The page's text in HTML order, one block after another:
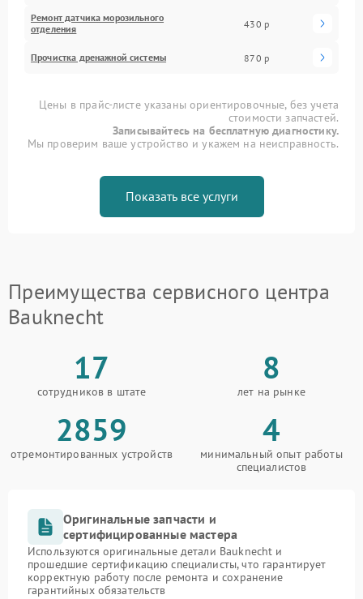
Ремонт датчика морозильного
отделения
430 р
Прочистка дренажной системы 870 р
Цены в прайс-листе указаны ориентировочные, без учета
стоимости запчастей.
Записывайтесь на бесплатную диагностику.
Мы проверим ваше устройство и укажем на неисправность.
Показать все услуги
Преимущества сервисного центра
Bauknecht
17
сотрудников в штате
8
лет на рынке
2859
отремонтированных устройств
4
минимальный опыт работы
специалистов
Оригинальные запчасти и
сертифицированные мастера
Используются оригинальные детали Bauknecht и
прошедшие сертификацию специалисты, что гарантирует
корректную работу после ремонта и сохранение
гарантийных обязательств